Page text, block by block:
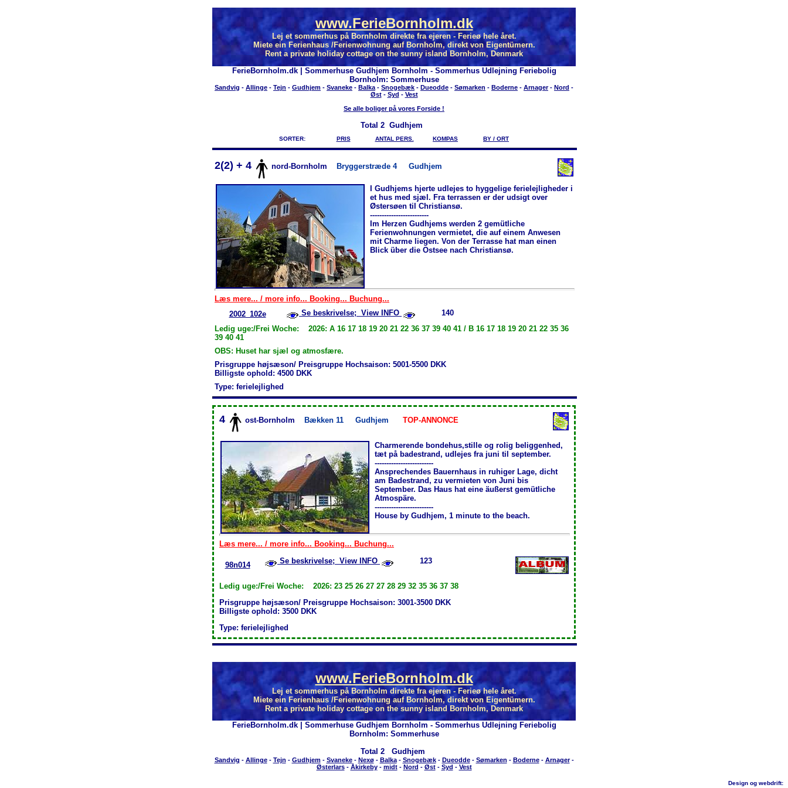
www.FerieBornholm.dk
Lej et sommerhus på Bornholm direkte fra ejeren - Ferieø hele året.
Miete ein Ferienhaus /Ferienwohnung auf Bornholm, direkt von Eigentümern.
Rent a private holiday cottage on the sunny island Bornholm, Denmark
FerieBornholm.dk | Sommerhuse Gudhjem Bornholm - Sommerhus Udlejning Feriebolig
Bornholm: Sommerhuse
Sandvig - Allinge - Tejn - Gudhjem - Svaneke - Balka - Snogebæk - Dueodde - Sømarken - Boderne - Arnager- Nord -
Øst- Syd - Vest
Se alle boliger på vores Forside !
Total 2 Gudhjem
SORTER: PRIS ANTAL PERS. KOMPAS BY / ORT
2(2) + 4 nord-Bornholm Bryggerstræde 4 Gudhjem
I Gudhjems hjerte udlejes to hyggelige ferielejligheder i
et hus med sjæl. Fra terrassen er der udsigt over
Østersøen til Christiansø.
-------------------------
Im Herzen Gudhjems werden 2 gemütliche
Ferienwohnungen vermietet, die auf einem Anwesen
mit Charme liegen. Von der Terrasse hat man einen
Blick über die Ostsee nach Christiansø.
Læs mere... / more info... Booking... Buchung...
2002_102e
Se beskrivelse; View INFO
140
Ledig uge:/Frei Woche: 2026: A 16 17 18 19 20 21 22 36 37 39 40 41 / B 16 17 18 19 20 21 22 35 36
39 40 41
OBS: Huset har sjæl og atmosfære.
Prisgruppe højsæson/ Preisgruppe Hochsaison: 5001-5500 DKK
Billigste ophold: 4500 DKK
Type: ferielejlighed
4 ost-Bornholm Bækken 11 Gudhjem TOP-ANNONCE
Charmerende bondehus,stille og rolig beliggenhed,
tæt på badestrand, udlejes fra juni til september.
-------------------------
Ansprechendes Bauernhaus in ruhiger Lage, dicht
am Badestrand, zu vermieten von Juni bis
September. Das Haus hat eine äußerst gemütliche
Atmospäre.
-------------------------
House by Gudhjem, 1 minute to the beach.
Læs mere... / more info... Booking... Buchung...
98n014 Se beskrivelse; View INFO 123
Ledig uge:/Frei Woche: 2026: 23 25 26 27 27 28 29 32 35 36 37 38
Prisgruppe højsæson/ Preisgruppe Hochsaison: 3001-3500 DKK
Billigste ophold: 3500 DKK
Type: ferielejlighed
www.FerieBornholm.dk
Lej et sommerhus på Bornholm direkte fra ejeren - Ferieø hele året.
Miete ein Ferienhaus /Ferienwohnung auf Bornholm, direkt von Eigentümern.
Rent a private holiday cottage on the sunny island Bornholm, Denmark
FerieBornholm.dk | Sommerhuse Gudhjem Bornholm - Sommerhus Udlejning Feriebolig
Bornholm: Sommerhuse
Total 2 Gudhjem
Sandvig - Allinge- Tejn - Gudhjem- Svaneke- Nexø- Balka- Snogebæk- Dueodde- Sømarken - Boderne- Arnager-
Østerlars- Åkirkeby- midt- Nord - Øst- Syd - Vest
Design og webdrift: